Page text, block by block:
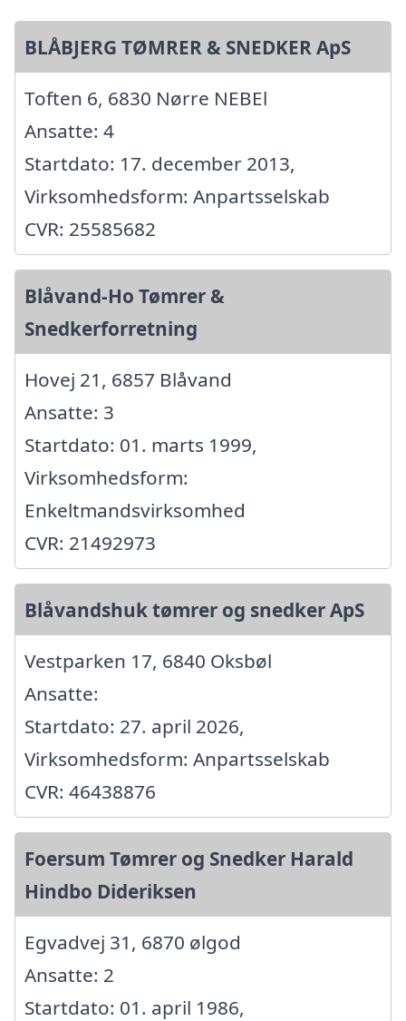
BLÅBJERG TØMRER & SNEDKER ApS
Toften 6, 6830 Nørre NEBEl
Ansatte: 4
Startdato: 17. december 2013,
Virksomhedsform: Anpartsselskab
CVR: 25585682
Blåvand-Ho Tømrer &
Snedkerforretning
Hovej 21, 6857 Blåvand
Ansatte: 3
Startdato: 01. marts 1999,
Virksomhedsform:
Enkeltmandsvirksomhed
CVR: 21492973
Blåvandshuk tømrer og snedker ApS
Vestparken 17, 6840 Oksbøl
Ansatte:
Startdato: 27. april 2026,
Virksomhedsform: Anpartsselskab
CVR: 46438876
Foersum Tømrer og Snedker Harald
Hindbo Dideriksen
Egvadvej 31, 6870 ølgod
Ansatte: 2
Startdato: 01. april 1986,